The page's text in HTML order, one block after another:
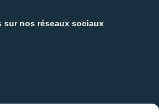
sur nos réseaux sociaux